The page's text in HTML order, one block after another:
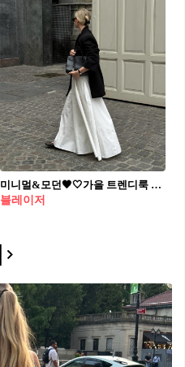
미니멀&모던🖤🤍가을 트렌디룩 블레이저에 유행템 화이트 롱스커트 코디✨🔥@이렇게
블레이저